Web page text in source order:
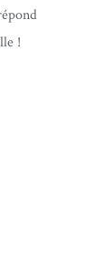
!